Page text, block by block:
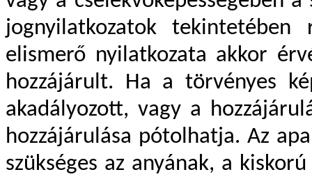
jognyilatkozatok tekintetében
elismerő nyilatkozata akkor
hozzájárult. Ha a törvényes
akadályozott, vagy a
hozzájárulása pótolhatja. Az
szükséges az anyának, a